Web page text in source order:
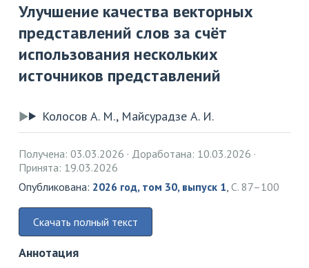
Улучшение качества векторных
представлений слов за счёт
использования нескольких
источников представлений
Колосов А. М., Майсурадзе А. И.
Получена: 03.03.2026
Доработана: 10.03.2026
Принята: 19.03.2026
Опубликована: 2026 год, том 30, выпуск 1, С. 87–100
Скачать полный текст
Аннотация